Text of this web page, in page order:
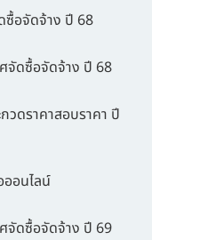
ซื้อจัดจ้าง ปี 68
จัดซื้อจัดจ้าง ปี 68
วดราคาสอบราคา ปี
ออนไลน์
จัดซื้อจัดจ้าง ปี 69